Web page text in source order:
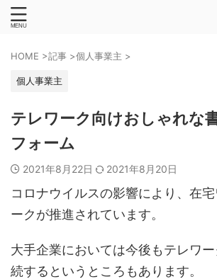
HOME >記事 >個人事業主 >
個人事業主
テレワーク向けおしゃれな
フォーム
2021年8月22日 2021年8月20日
コロナウイルスの影響により、在
ークが推進されています。
大手企業においては今後もテレワ
続するというところもあります。